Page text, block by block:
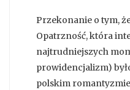
Przekonanie o tym,
Opatrzność, która
najtrudniejszych
prowidencjalizm)
polskim